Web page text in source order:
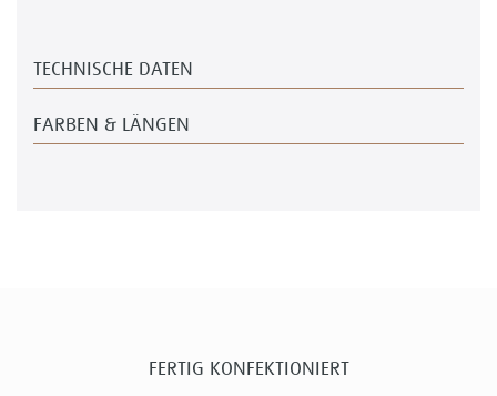
TECHNISCHE DATEN
FARBEN & LÄNGEN
FERTIG KONFEKTIONIERT